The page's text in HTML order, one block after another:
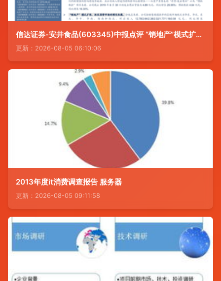
信达证券-安井食品(603345)中报点评 “销地产”模式扩张，抓住弱势市场的增长机遇
更新：2026-08-05 06:10:06
2013年度it消费调查报告 服务器
更新：2026-08-05 09:11:58